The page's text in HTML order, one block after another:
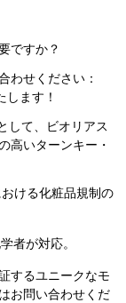
ですか？
わせください：
ます！
して、ビオリアス
高いターンキー・
ける化粧品規制の
者が対応。
するユニークなモ
お問い合わせくだ